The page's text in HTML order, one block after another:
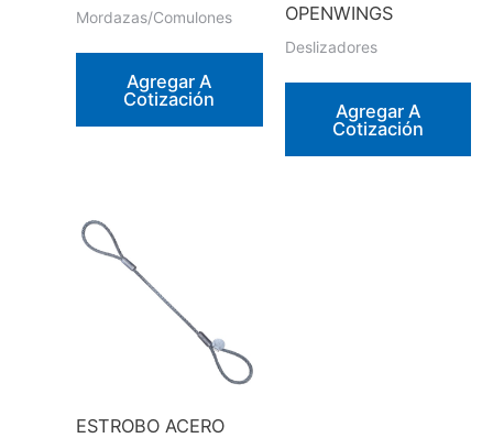
Mordazas/Comulones
Agregar A
Cotización
OPENWINGS
Deslizadores
Agregar A
Cotización
ESTROBO ACERO